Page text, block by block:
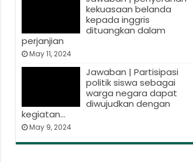
kekuasaan belanda
kepada inggris
dituangkan dalam
perjanjian
May 11, 2024
Jawaban | Partisipasi
politik siswa sebagai
warga negara dapat
diwujudkan dengan
kegiatan…
May 9, 2024